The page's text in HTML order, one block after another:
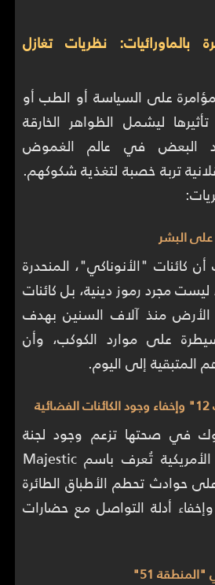
بالماورائيات: نظريات تغازل
على السياسة أو الطب أو
ليشمل الظواهر الخارقة
البعض في عالم الغموض
تربة خصبة لتغذية شكوكهم.
كائنات "الأنوناكي"، المنحدرة
مجرد رموز دينية، بل كائنات
منذ آلاف السنين بهدف
على موارد الكوكب، وأن
المتبقية إلى اليوم.
في صحتها تزعم وجود لجنة
سرية في الحكومة الأمريكية تُعرف باسم Majestic
على حوادث تحطم الأطباق الطائرة
أدلة التواصل مع حضارات